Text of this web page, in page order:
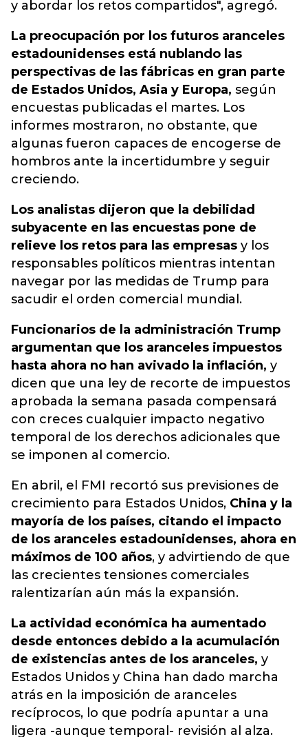
y abordar los retos compartidos", agregó.
La preocupación por los futuros aranceles
estadounidenses está nublando las
perspectivas de las fábricas en gran parte
de Estados Unidos, Asia y Europa, según
encuestas publicadas el martes. Los
informes mostraron, no obstante, que
algunas fueron capaces de encogerse de
hombros ante la incertidumbre y seguir
creciendo.
Los analistas dijeron que la debilidad
subyacente en las encuestas pone de
relieve los retos para las empresas y los
responsables políticos mientras intentan
navegar por las medidas de Trump para
sacudir el orden comercial mundial.
Funcionarios de la administración Trump
argumentan que los aranceles impuestos
hasta ahora no han avivado la inflación, y
dicen que una ley de recorte de impuestos
aprobada la semana pasada compensará
con creces cualquier impacto negativo
temporal de los derechos adicionales que
se imponen al comercio.
En abril, el FMI recortó sus previsiones de
crecimiento para Estados Unidos, China y la
mayoría de los países, citando el impacto
de los aranceles estadounidenses, ahora en
máximos de 100 años, y advirtiendo de que
las crecientes tensiones comerciales
ralentizarían aún más la expansión.
La actividad económica ha aumentado
desde entonces debido a la acumulación
de existencias antes de los aranceles, y
Estados Unidos y China han dado marcha
atrás en la imposición de aranceles
recíprocos, lo que podría apuntar a una
ligera -aunque temporal- revisión al alza.